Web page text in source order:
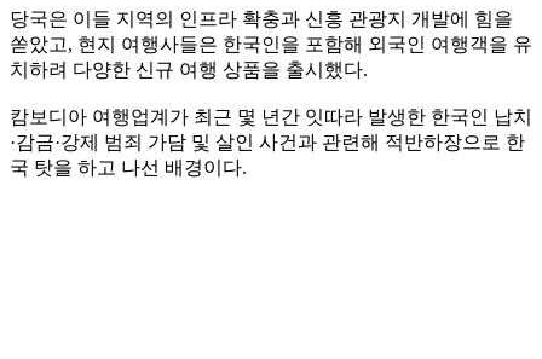
당국은 이들 지역의 인프라 확충과 신흥 관광지 개발에 힘을
쏟았고, 현지 여행사들은 한국인을 포함해 외국인 여행객을 유
치하려 다양한 신규 여행 상품을 출시했다.
캄보디아 여행업계가 최근 몇 년간 잇따라 발생한 한국인 납치
·감금·강제 범죄 가담 및 살인 사건과 관련해 적반하장으로 한
국 탓을 하고 나선 배경이다.